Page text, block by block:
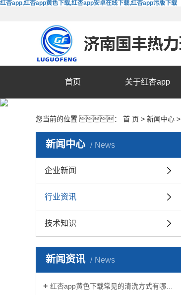
红杏app,红杏app黄色下载,红杏app安卓在线下载,红杏app污版下载
首页 关于红杏app
您当前的位置 ： 首 页 > 新闻中心 >
新闻中心 News
企业新闻
行业资讯
技术知识
新闻资讯 News
红杏app黄色下载常见的清洗方式有哪些？